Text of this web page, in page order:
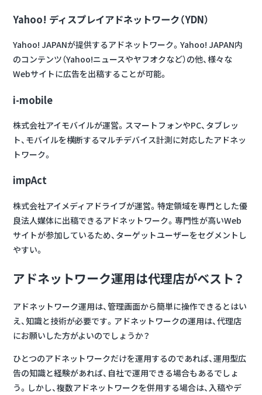
Yahoo! ディスプレイアドネットワーク（YDN）
Yahoo! JAPANが提供するアドネットワーク。Yahoo! JAPAN内
のコンテンツ（Yahoo!ニュースやヤフオクなど）の他、様々な
Webサイトに広告を出稿することが可能。
i-mobile
株式会社アイモバイルが運営。スマートフォンやPC、タブレッ
ト、モバイルを横断するマルチデバイス計測に対応したアドネッ
トワーク。
impAct
株式会社アイメディアドライブが運営。特定領域を専門とした優
良法人媒体に出稿できるアドネットワーク。専門性が高いWeb
サイトが参加しているため、ターゲットユーザーをセグメントし
やすい。
アドネットワーク運用は代理店がベスト？
アドネットワーク運用は、管理画面から簡単に操作できるとはい
え、知識と技術が必要です。アドネットワークの運用は、代理店
にお願いした方がよいのでしょうか？
ひとつのアドネットワークだけを運用するのであれば、運用型広
告の知識と経験があれば、自社で運用できる場合もあるでしょ
う。しかし、複数アドネットワークを併用する場合は、入稿やデ